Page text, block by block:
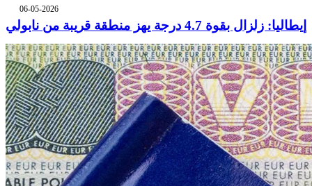
06-05-2026
إيطاليا: زلزال بقوة 4.7 درجة يهز منطقة قريبة من نابولي